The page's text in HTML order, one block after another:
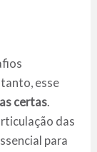
esse
certas.
das
para